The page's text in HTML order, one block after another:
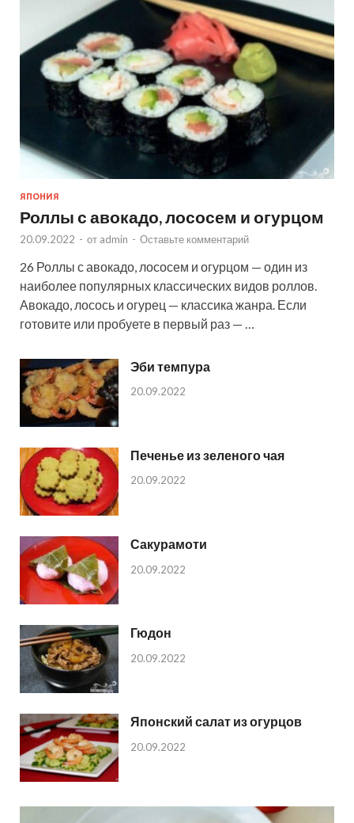
ЯПОНИЯ
Роллы с авокадо, лососем и огурцом
20.09.2022 - от admin - Оставьте комментарий
26 Роллы с авокадо, лососем и огурцом — один из
наиболее популярных классических видов роллов.
Авокадо, лосось и огурец — классика жанра. Если
готовите или пробуете в первый раз — …
Эби темпура
20.09.2022
Печенье из зеленого чая
20.09.2022
Сакурамоти
20.09.2022
Гюдон
20.09.2022
Японский салат из огурцов
20.09.2022